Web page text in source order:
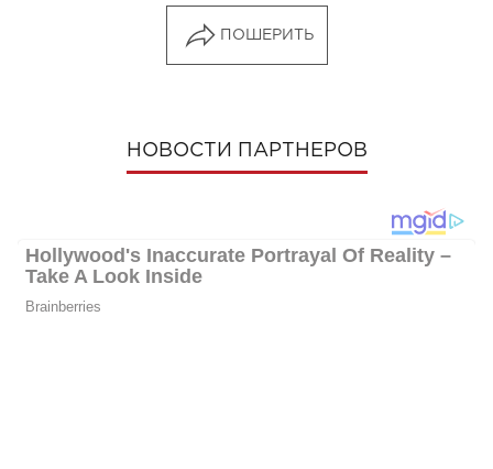
ПОШЕРИТЬ
НОВОСТИ ПАРТНЕРОВ